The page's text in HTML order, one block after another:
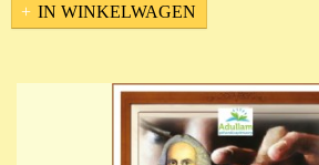
IN WINKELWAGEN